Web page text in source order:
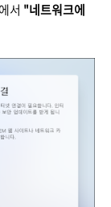
서 "네트워크에